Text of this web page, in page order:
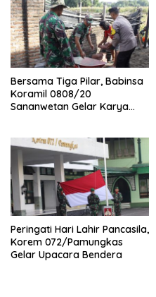
Bersama Tiga Pilar, Babinsa
Koramil 0808/20
Sananwetan Gelar Karya
Peringati Hari Lahir Pancasila,
Korem 072/Pamungkas
Gelar Upacara Bendera